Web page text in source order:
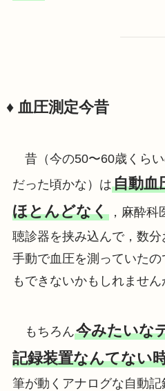
♦️ 血圧測定今昔
昔（今の50〜60歳くら
だった頃かな）は自動血
ほとんどなく，麻酔科
聴診器を挟み込んで，数
手動で血圧を測っていた
もできないかもしれませ
もちろん今みたいな
記録装置なんてない
筆が動くアナログな自動